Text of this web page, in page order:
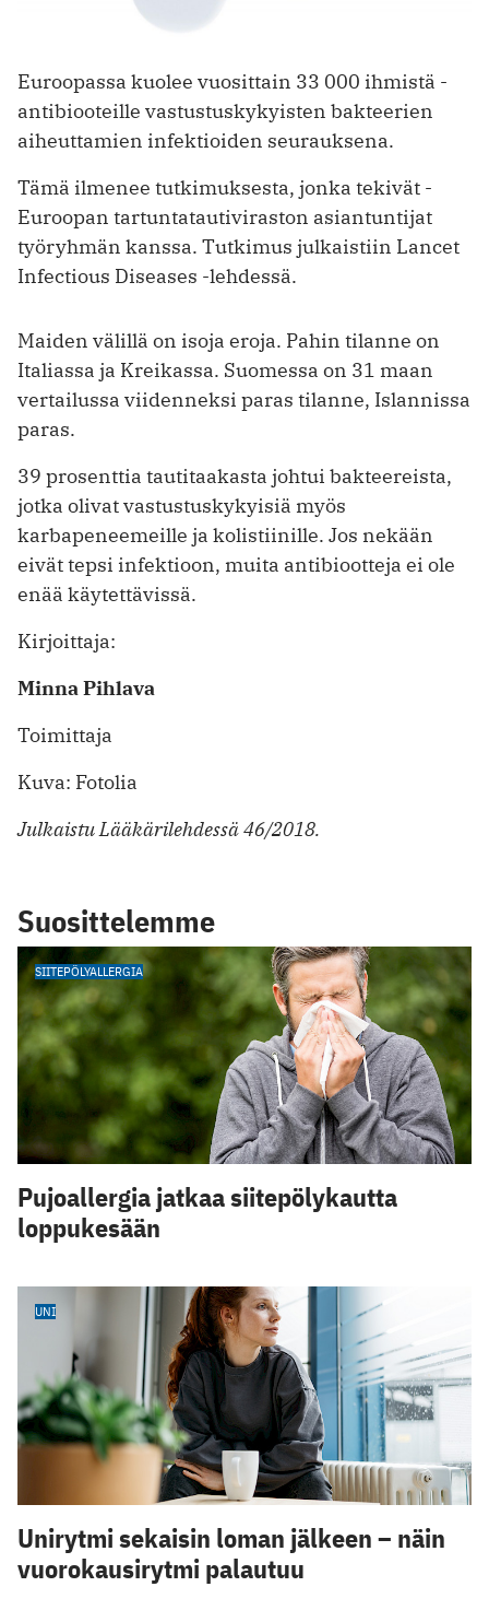
Euroopassa kuolee vuosittain 33 000 ihmistä ­
antibiooteille vastustuskykyisten bakteerien
aiheutta­mien infektioiden seurauksena.
Tämä ilmenee tutkimuksesta, jonka tekivät ­
Euroopan tartuntatautiviraston asiantuntijat
työryhmän kanssa. Tutkimus julkaistiin Lancet
Infectious ­Diseases -lehdessä.
Maiden välillä on isoja eroja. Pahin tilanne on
Italiassa ja Kreikassa. Suomessa on 31 maan
vertailussa viidenneksi paras tilanne, Islannissa
paras.
39 prosenttia tautitaakasta johtui bakteereista,
jotka olivat vastustuskykyisiä myös
karbapeneemeille ja kolistiinille. Jos nekään
eivät tepsi infektioon, muita antibiootteja ei ole
enää käytettävissä.
Kirjoittaja:
Minna Pihlava
Toimittaja
Kuva: Fotolia
Julkaistu Lääkärilehdessä 46/2018.
Suosittelemme
SIITEPÖLYALLERGIA
Pujoallergia jatkaa siitepölykautta
loppukesään
UNI
Unirytmi sekaisin loman jälkeen – näin
vuorokausirytmi palautuu